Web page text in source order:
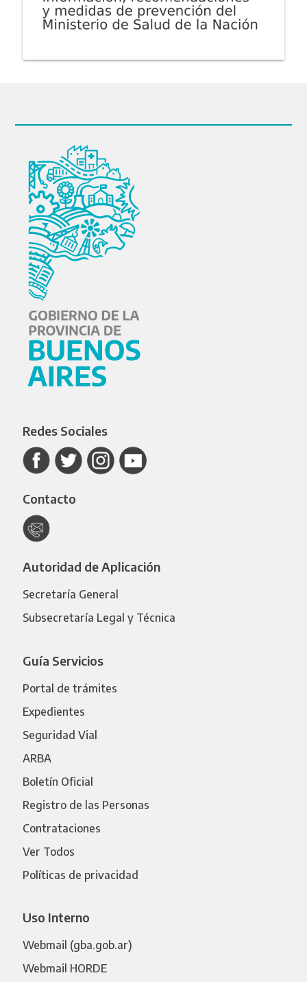
Redes Sociales
Contacto
Autoridad de Aplicación
Secretaría General
Subsecretaría Legal y Técnica
Guía Servicios
Portal de trámites
Expedientes
Seguridad Vial
ARBA
Boletín Oficial
Registro de las Personas
Contrataciones
Ver Todos
Políticas de privacidad
Uso Interno
Webmail (gba.gob.ar)
Webmail HORDE